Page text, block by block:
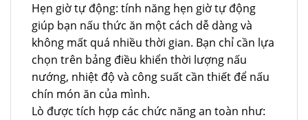
Hẹn giờ tự động: tính năng hẹn giờ tự động
giúp bạn nấu thức ăn một cách dễ dàng và
không mất quá nhiều thời gian. Bạn chỉ cần lựa
chọn trên bảng điều khiển thời lượng nấu
nướng, nhiệt độ và công suất cần thiết để nấu
chín món ăn của mình.
Lò được tích hợp các chức năng an toàn như: